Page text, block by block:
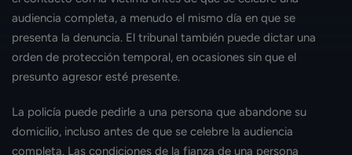
audiencia completa, a menudo el mismo día en que se
presenta la denuncia. El tribunal también puede dictar una
orden de protección temporal, en ocasiones sin que el
presunto agresor esté presente.
La policía puede pedirle a una persona que abandone su
domicilio, incluso antes de que se celebre la audiencia
completa. Las condiciones de la fianza de una persona